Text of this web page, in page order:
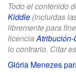
Todo el contenido
Kiddle (incluidas
libremente para
licencia
lo contrario. Citar
Glória Menezes